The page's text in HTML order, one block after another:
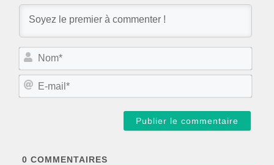
N
m
E
0 COMMENTAIRES